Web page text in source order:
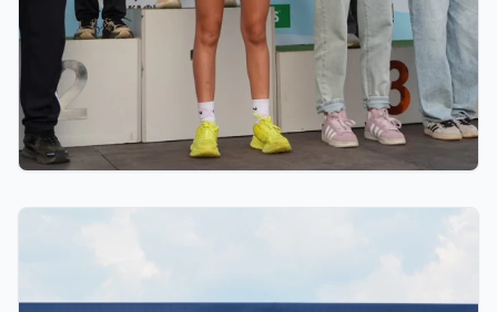
кезеңде қатысушылар саны бойынша рекорд